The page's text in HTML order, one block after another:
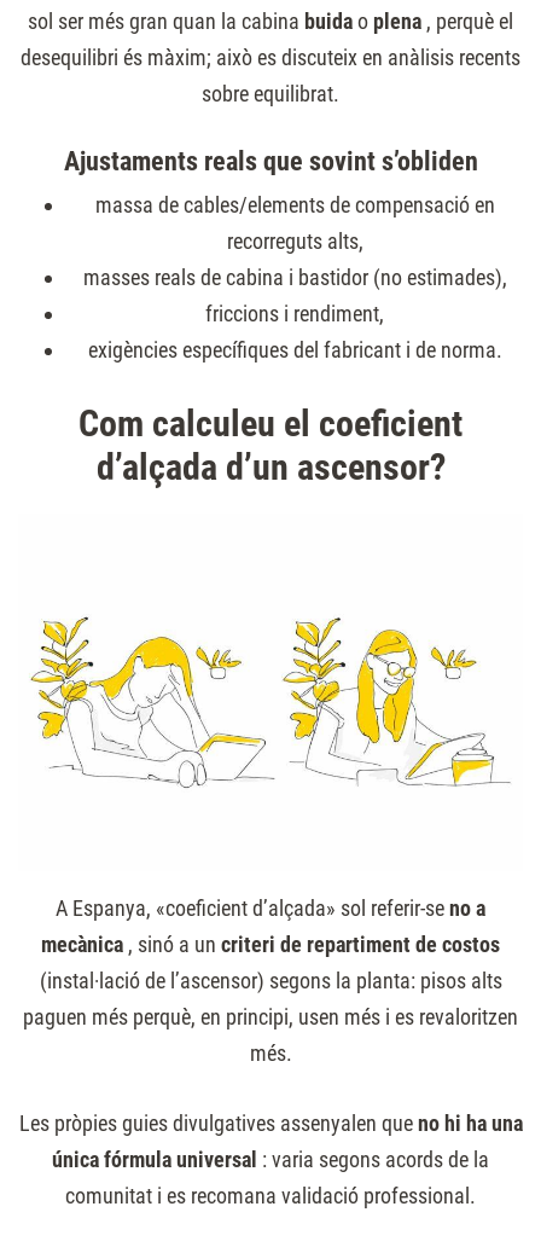
sol ser més gran quan la cabina buidao plena , perquè el
desequilibri és màxim; això es discuteix en anàlisis recents
sobre equilibrat.
Ajustaments reals que sovint s’obliden
massa de cables/elements de compensació en
recorreguts alts,
masses reals de cabina i bastidor (no estimades),
friccions i rendiment,
exigències específiques del fabricant i de norma.
Com calculeu el coeficient
d’alçada d’un ascensor?
A Espanya, «coeficient d’alçada» sol referir-seno a
mecànica , sinó a un criteri de repartiment de costos
(instal·lació de l’ascensor) segons la planta: pisos alts
paguen més perquè, en principi, usen més i es revaloritzen
més.
Les pròpies guies divulgatives assenyalen queno hi ha una
única fórmula universal : varia segons acords de la
comunitat i es recomana validació professional.